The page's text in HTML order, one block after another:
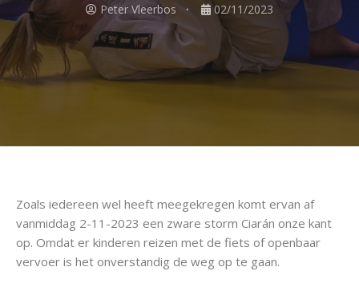
Peter Vleerbos 02/11/2023
Zoals iedereen wel heeft meegekregen komt ervan af
vanmiddag 2-11-2023 een zware storm Ciarán onze kant
op. Omdat er kinderen reizen met de fiets of openbaar
vervoer is het onverstandig de weg op te gaan.